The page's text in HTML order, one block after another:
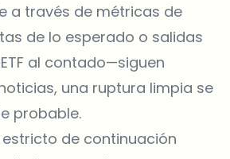
a través de métricas de
de lo esperado o salidas
al contado—siguen
, una ruptura limpia se
probable.
estricto de continuación